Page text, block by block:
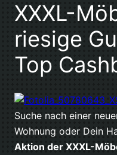
XXXL-
riesige
Top
Suche nach einer
Wohnung oder Dein
Aktion der XXXL-